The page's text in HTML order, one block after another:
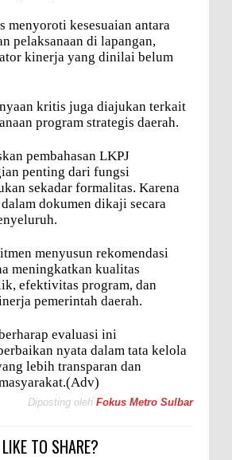
menyoroti kesesuaian antara
pelaksanaan di lapangan,
kinerja yang dinilai belum
kritis juga diajukan terkait
program strategis daerah.
pembahasan LKPJ
penting dari fungsi
sekadar formalitas. Karena
dokumen dikaji secara
menyusun rekomendasi
meningkatkan kualitas
efektivitas program, dan
pemerintah daerah.
evaluasi ini
nyata dalam tata kelola
lebih transparan dan
Diposting oleh Fokus Metro Sulbar
LIKE TO SHARE?